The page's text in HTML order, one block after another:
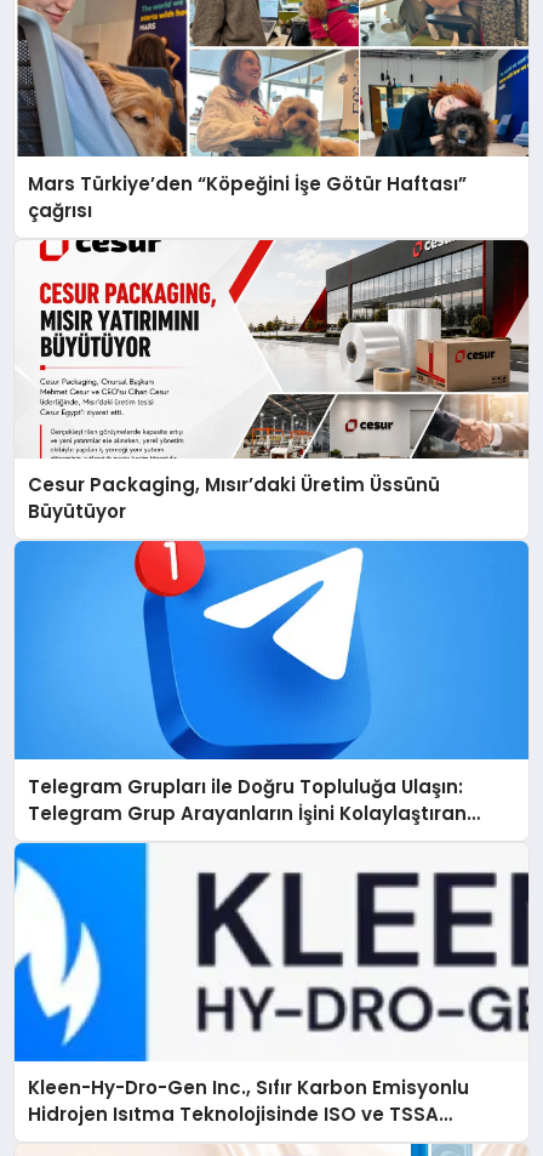
Mars Türkiye’den “Köpeğini İşe Götür Haftası”
çağrısı
Cesur Packaging, Mısır’daki Üretim Üssünü
Büyütüyor
Telegram Grupları ile Doğru Topluluğa Ulaşın:
Telegram Grup Arayanların İşini Kolaylaştıran
Çözüm
Kleen-Hy-Dro-Gen Inc., Sıfır Karbon Emisyonlu
Hidrojen Isıtma Teknolojisinde ISO ve TSSA
Düzenleyici Onaylarını Aldı